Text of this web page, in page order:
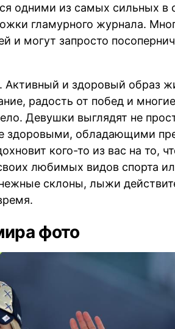
одними из самых сильных в
гламурного журнала.
и могут запросто
Активный и здоровый образ
радость от побед и
Девушки выглядят не
здоровыми, обладающими
кого-то из вас на то,
любимых видов спорта
склоны, лыжи
фото